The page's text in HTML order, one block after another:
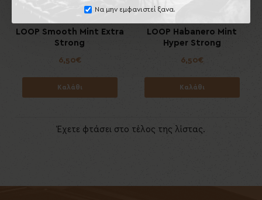
Να μην εμφανιστεί ξανα.
LOOP Smooth Mint Extra
Strong
6,50€
Καλάθι
LOOP Habanero Mint
Hyper Strong
6,50€
Καλάθι
Έχετε φτάσει στο τέλος της λίστας.